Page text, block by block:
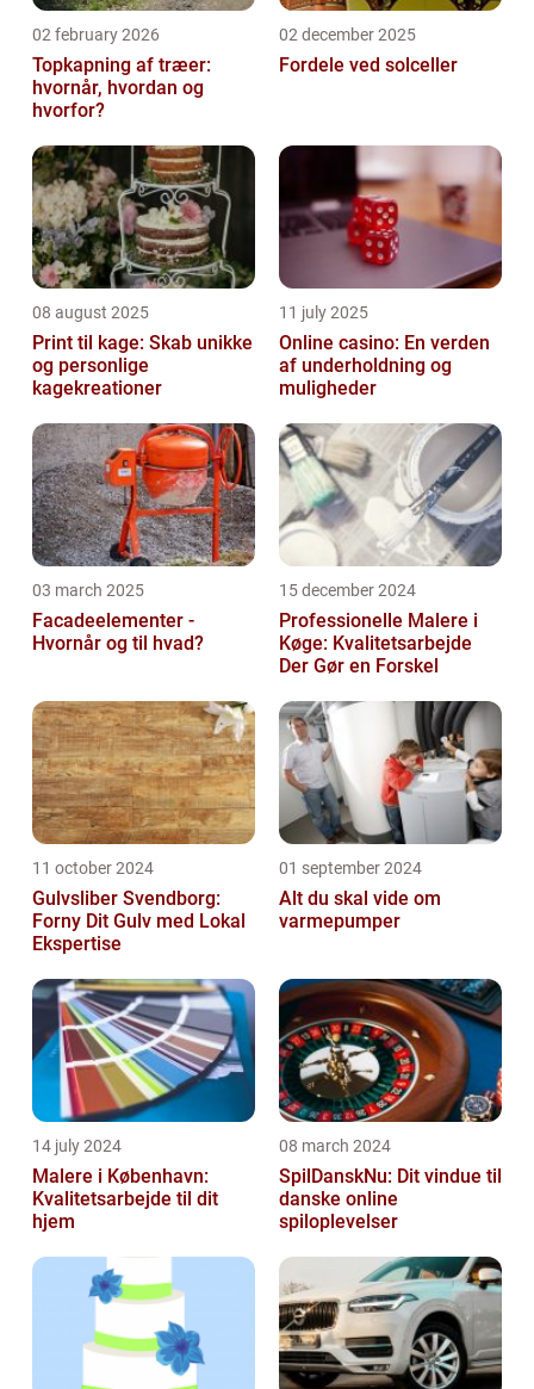
02 february 2026
Topkapning af træer:
hvornår, hvordan og
hvorfor?
02 december 2025
Fordele ved solceller
08 august 2025
Print til kage: Skab unikke
og personlige
kagekreationer
11 july 2025
Online casino: En verden
af underholdning og
muligheder
03 march 2025
Facadeelementer -
Hvornår og til hvad?
15 december 2024
Professionelle Malere i
Køge: Kvalitetsarbejde
Der Gør en Forskel
11 october 2024
Gulvsliber Svendborg:
Forny Dit Gulv med Lokal
Ekspertise
01 september 2024
Alt du skal vide om
varmepumper
14 july 2024
Malere i København:
Kvalitetsarbejde til dit
hjem
08 march 2024
SpilDanskNu: Dit vindue til
danske online
spiloplevelser